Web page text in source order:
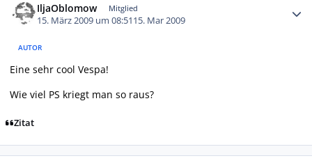
IljaOblomow Mitglied
15. März 2009 um 08:5115. Mar 2009
AUTOR
Eine sehr cool Vespa!
Wie viel PS kriegt man so raus?
Zitat